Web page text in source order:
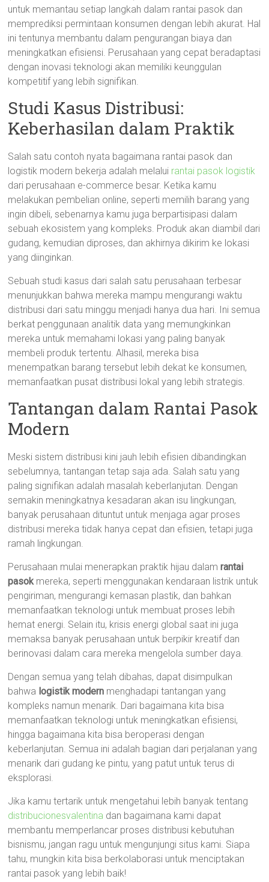
untuk memantau setiap langkah dalam rantai pasok dan
memprediksi permintaan konsumen dengan lebih akurat. Hal
ini tentunya membantu dalam pengurangan biaya dan
meningkatkan efisiensi. Perusahaan yang cepat beradaptasi
dengan inovasi teknologi akan memiliki keunggulan
kompetitif yang lebih signifikan.
Studi Kasus Distribusi:
Keberhasilan dalam Praktik
Salah satu contoh nyata bagaimana rantai pasok dan
logistik modern bekerja adalah melalui rantai pasok logistik
dari perusahaan e-commerce besar. Ketika kamu
melakukan pembelian online, seperti memilih barang yang
ingin dibeli, sebenarnya kamu juga berpartisipasi dalam
sebuah ekosistem yang kompleks. Produk akan diambil dari
gudang, kemudian diproses, dan akhirnya dikirim ke lokasi
yang diinginkan.
Sebuah studi kasus dari salah satu perusahaan terbesar
menunjukkan bahwa mereka mampu mengurangi waktu
distribusi dari satu minggu menjadi hanya dua hari. Ini semua
berkat penggunaan analitik data yang memungkinkan
mereka untuk memahami lokasi yang paling banyak
membeli produk tertentu. Alhasil, mereka bisa
menempatkan barang tersebut lebih dekat ke konsumen,
memanfaatkan pusat distribusi lokal yang lebih strategis.
Tantangan dalam Rantai Pasok
Modern
Meski sistem distribusi kini jauh lebih efisien dibandingkan
sebelumnya, tantangan tetap saja ada. Salah satu yang
paling signifikan adalah masalah keberlanjutan. Dengan
semakin meningkatnya kesadaran akan isu lingkungan,
banyak perusahaan dituntut untuk menjaga agar proses
distribusi mereka tidak hanya cepat dan efisien, tetapi juga
ramah lingkungan.
Perusahaan mulai menerapkan praktik hijau dalamrantai
pasokmereka, seperti menggunakan kendaraan listrik untuk
pengiriman, mengurangi kemasan plastik, dan bahkan
memanfaatkan teknologi untuk membuat proses lebih
hemat energi. Selain itu, krisis energi global saat ini juga
memaksa banyak perusahaan untuk berpikir kreatif dan
berinovasi dalam cara mereka mengelola sumber daya.
Dengan semua yang telah dibahas, dapat disimpulkan
bahwa logistik modern menghadapi tantangan yang
kompleks namun menarik. Dari bagaimana kita bisa
memanfaatkan teknologi untuk meningkatkan efisiensi,
hingga bagaimana kita bisa beroperasi dengan
keberlanjutan. Semua ini adalah bagian dari perjalanan yang
menarik dari gudang ke pintu, yang patut untuk terus di
eksplorasi.
Jika kamu tertarik untuk mengetahui lebih banyak tentang
distribucionesvalentina dan bagaimana kami dapat
membantu memperlancar proses distribusi kebutuhan
bisnismu, jangan ragu untuk mengunjungi situs kami. Siapa
tahu, mungkin kita bisa berkolaborasi untuk menciptakan
rantai pasok yang lebih baik!